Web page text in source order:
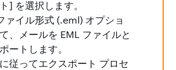
] を選択します。
ァイル形式 (.eml) オプショ
、メールを EML ファイルと
ートします。
従ってエクスポート プロセ